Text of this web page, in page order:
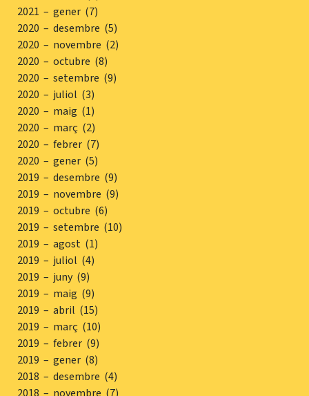
2021 – gener (7)
2020 – desembre (5)
2020 – novembre (2)
2020 – octubre (8)
2020 – setembre (9)
2020 – juliol (3)
2020 – maig (1)
2020 – març (2)
2020 – febrer (7)
2020 – gener (5)
2019 – desembre (9)
2019 – novembre (9)
2019 – octubre (6)
2019 – setembre (10)
2019 – agost (1)
2019 – juliol (4)
2019 – juny (9)
2019 – maig (9)
2019 – abril (15)
2019 – març (10)
2019 – febrer (9)
2019 – gener (8)
2018 – desembre (4)